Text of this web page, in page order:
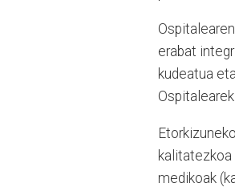
erabat
kudeatua
medikoak